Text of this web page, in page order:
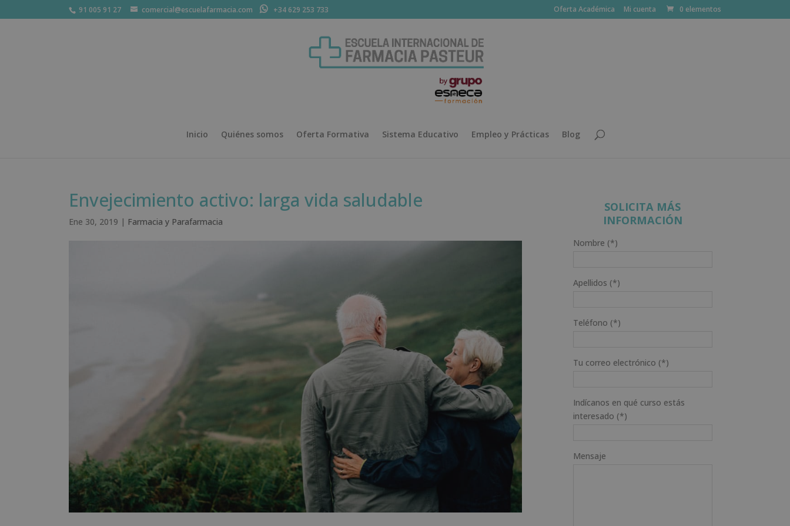
91 005 91 27 comercial@escuelafarmacia.com +34 629 253 733 Oferta Académica Mi cuenta 0 elementos
Inicio Quiénes somos Oferta Formativa Sistema Educativo Empleo y Prácticas Blog
Envejecimiento activo: larga vida saludable
Ene 30, 2019 | Farmacia y Parafarmacia
SOLICITA MÁS
INFORMACIÓN
Nombre (*)
Apellidos (*)
Teléfono (*)
Tu correo electrónico (*)
Indícanos en qué curso estás
interesado (*)
Mensaje